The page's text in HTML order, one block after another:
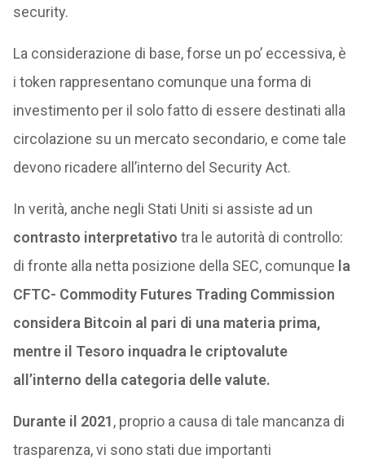
security.
La considerazione di base, forse un po’ eccessiva, è
i token rappresentano comunque una forma di
investimento per il solo fatto di essere destinati alla
circolazione su un mercato secondario, e come tale
devono ricadere all’interno del Security Act.
In verità, anche negli Stati Uniti si assiste ad un
contrasto interpretativo tra le autorità di controllo:
di fronte alla netta posizione della SEC, comunque la
CFTC- Commodity Futures Trading Commission
considera Bitcoin al pari di una materia prima,
mentre il Tesoro inquadra le criptovalute
all’interno della categoria delle valute.
Durante il 2021, proprio a causa di tale mancanza di
trasparenza, vi sono stati due importanti